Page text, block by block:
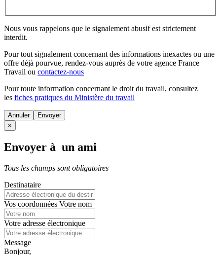
Nous vous rappelons que le signalement abusif est strictement
interdit.
Pour tout signalement concernant des informations inexactes ou une
offre déjà pourvue, rendez-vous auprès de votre agence France
Travail ou contactez-nous
Pour toute information concernant le droit du travail, consultez
les fiches pratiques du Ministère du travail
Annuler
×
Envoyer à un ami
Tous les champs sont obligatoires
Destinataire
Vos coordonnées Votre nom
Votre adresse électronique
Message
Bonjour,